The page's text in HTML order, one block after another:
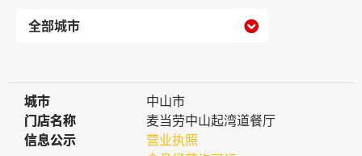

城市
城市
中山市
门店名称
门店名称
麦当劳中山起湾道餐厅
信息公示
信息公示
营业执照